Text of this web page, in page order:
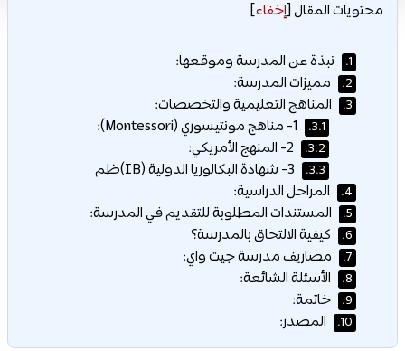
محتويات المقال[إخفاء]
1. نبذة عن المدرسة وموقعها:
2. مميزات المدرسة:
3. المناهج التعليمية والتخصصات:
3.1.
3.2.
3.3.
4. المراحل الدراسية:
5. المستندات المطلوبة للتقديم في المدرسة:
6. كيفية الالتحاق بالمدرسة؟
7. مصاريف مدرسة جيت واي:
8. الأسئلة الشائعة:
9. خاتمة:
10. المصدر: